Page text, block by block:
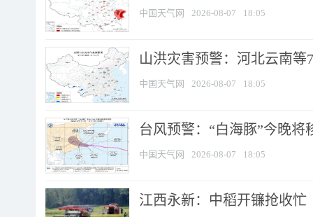
中国天气网 2026-08-07 18:05
山洪灾害预警：河北云南
中国天气网 2026-08-07 18:05
台风预警：“白海豚”今晚将
中国天气网 2026-08-07 18:05
江西永新：中稻开镰抢收忙